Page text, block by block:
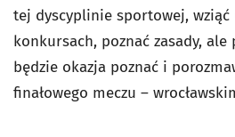
tej dyscyplinie sportowej, wziąć
konkursach, poznać zasady, ale
będzie okazja poznać i
finałowego meczu –